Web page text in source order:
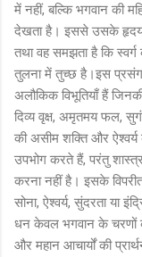
में नहीं, बल्कि भगवान की
देखता है। इससे उसके हृदय
तथा वह समझता है कि
तुलना में तुच्छ है।इस प्रसंग
अलौकिक विभूतियाँ हैं
दिव्य वृक्ष, अमृतमय फल,
की असीम शक्ति और ऐश्वर्य
उपभोग करते हैं, परंतु
करना नहीं है। इसके
सोना, ऐश्वर्य, सुंदरता या
धन केवल भगवान के चरणों
और महान आचार्यों की